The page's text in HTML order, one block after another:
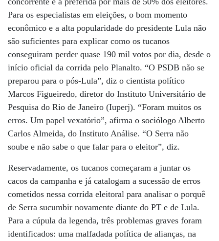
Para os especialistas em eleições, o bom momento
econômico e a alta popularidade do presidente Lula não
são suficientes para explicar como os tucanos
conseguiram perder quase 190 mil votos por dia, desde o
início oficial da corrida pelo Planalto. “O PSDB não se
preparou para o pós-Lula”, diz o cientista político
Marcos Figueiredo, diretor do Instituto Universitário de
Pesquisa do Rio de Janeiro (Iuperj). “Foram muitos os
erros. Um papel vexatório”, afirma o sociólogo Alberto
Carlos Almeida, do Instituto Análise. “O Serra não
soube e não sabe o que falar para o eleitor”, diz.
Reservadamente, os tucanos começaram a juntar os
cacos da campanha e já catalogam a sucessão de erros
cometidos nessa corrida eleitoral para analisar o porquê
de Serra sucumbir novamente diante do PT e de Lula.
Para a cúpula da legenda, três problemas graves foram
identificados: uma malfadada política de alianças, na